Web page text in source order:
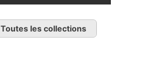
Toutes les collections